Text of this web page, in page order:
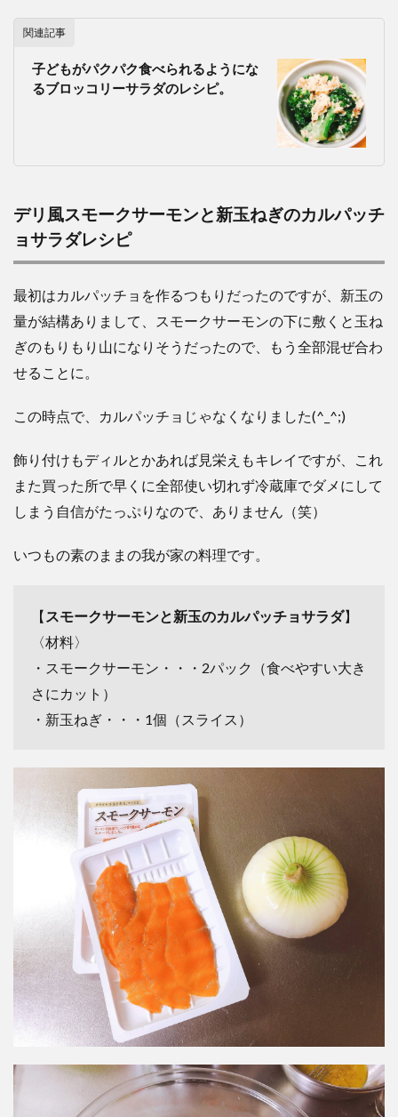
関連記事
子どもがパクパク食べられるようにな
るブロッコリーサラダのレシピ。
デリ風スモークサーモンと新玉ねぎのカルパッチ
ョサラダレシピ
最初はカルパッチョを作るつもりだったのですが、新玉の
量が結構ありまして、スモークサーモンの下に敷くと玉ね
ぎのもりもり山になりそうだったので、もう全部混ぜ合わ
せることに。
この時点で、カルパッチョじゃなくなりました(^_^;)
飾り付けもディルとかあれば見栄えもキレイですが、これ
また買った所で早くに全部使い切れず冷蔵庫でダメにして
しまう自信がたっぷりなので、ありません（笑）
いつもの素のままの我が家の料理です。
【 スモークサーモンと新玉のカルパッチョサラダ】
〈材料〉
・スモークサーモン・・・2パック（食べやすい大き
さにカット）
・新玉ねぎ・・・1個（スライス）